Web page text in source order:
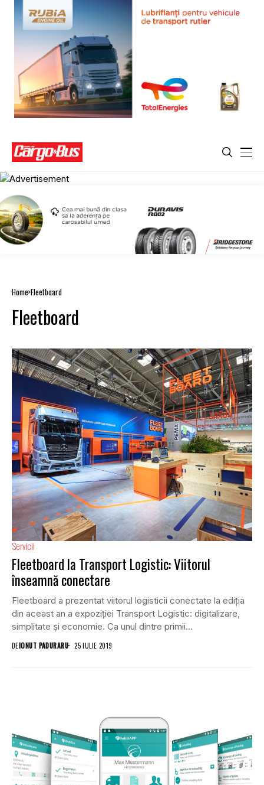
Home Fleetboard
Fleetboard
Servicii
Fleetboard la Transport Logistic: Viitorul
înseamnă conectare
Fleetboard a prezentat viitorul logisticii conectate la ediția
din aceast an a expoziției Transport Logistic: digitalizare,
simplitate și economie. Ca unul dintre primii...
DEIONUT PADURARU 25 IULIE 2019